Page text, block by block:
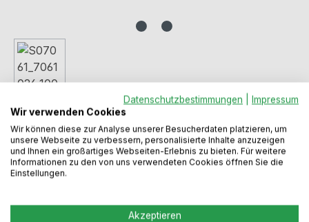
Regulärer Preis:
48,49 €
Preise inkl. MwSt. zzgl. Versandkosten
Datenschutzbestimmungen
Impressum
Wir verwenden Cookies
Wir können diese zur Analyse unserer Besucherdaten platzieren, um
unsere Webseite zu verbessern, personalisierte Inhalte anzuzeigen
und Ihnen ein großartiges Webseiten-Erlebnis zu bieten. Für weitere
Informationen zu den von uns verwendeten Cookies öffnen Sie die
Einstellungen.
Akzeptieren